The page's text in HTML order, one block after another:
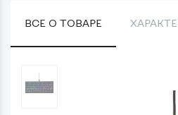
ВСЕ О ТОВАРЕ